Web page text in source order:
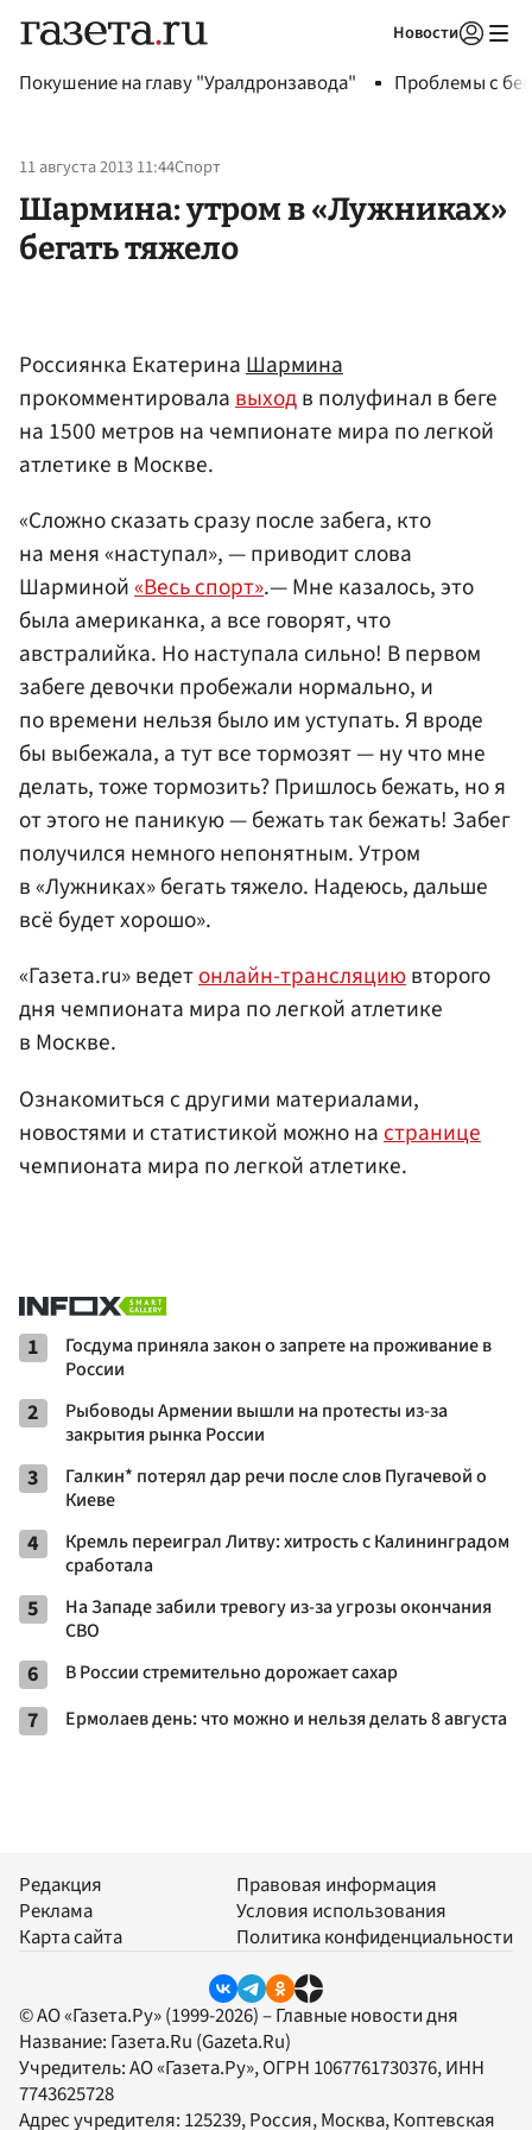
Новости
Покушение на главу "Уралдронзавода" Проблемы с
11 августа 2013 11:44Спорт
Шармина: утром в «Лужниках»
бегать тяжело
Россиянка ЕкатеринаШармина
прокомментировалавыходв полуфинал в беге
на 1500 метров на чемпионате мира по легкой
атлетике в Москве.
«Сложно сказать сразу после забега, кто
на меня «наступал», — приводит слова
Шарминой«Весь спорт».— Мне казалось, это
была американка, а все говорят, что
австралийка. Но наступала сильно! В первом
забеге девочки пробежали нормально, и
по времени нельзя было им уступать. Я вроде
бы выбежала, а тут все тормозят — ну что мне
делать, тоже тормозить? Пришлось бежать, но я
от этого не паникую — бежать так бежать! Забег
получился немного непонятным. Утром
в «Лужниках» бегать тяжело. Надеюсь, дальше
всё будет хорошо».
«Газета.ru» ведетонлайн-трансляциювторого
дня чемпионата мира по легкой атлетике
в Москве.
Ознакомиться с другими материалами,
новостями и статистикой можно на странице
чемпионата мира по легкой атлетике.
1
Госдума приняла закон о запрете на проживание в
России
2
Рыбоводы Армении вышли на протесты из-за
закрытия рынка России
3
Галкин* потерял дар речи после слов Пугачевой о
Киеве
4
Кремль переиграл Литву: хитрость с Калининградом
сработала
5
На Западе забили тревогу из-за угрозы окончания
СВО
6 В России стремительно дорожает сахар
7 Ермолаев день: что можно и нельзя делать 8 августа
Редакция
Реклама
Карта сайта
Правовая информация
Условия использования
Политика конфиденциальности
© АО «Газета.Ру» (1999-2026) – Главные новости дня
Название: Газета.Ru (Gazeta.Ru)
Учредитель:АО «Газета.Ру», ОГРН 1067761730376, ИНН
7743625728
Адрес учредителя: 125239, Россия, Москва, Коптевская